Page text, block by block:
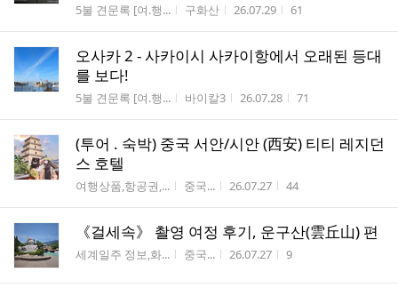
게시판명
5불 견문록 [여.행... 작성자
구화산 작성시간
26.07.29 조회수
61
오사카 2 - 사카이시 사카이항에서 오래된 등대
를 보다!
게시판명
5불 견문록 [여.행... 작성자
바이칼3 작성시간
26.07.28 조회수
71
(투어 . 숙박) 중국 서안/시안 (西安) 티티 레지던
스 호텔
게시판명
여행상품,항공권,... 작성자
중국... 작성시간
26.07.27 조회수
44
《걸세속》 촬영 여정 후기, 운구산(雲丘山) 편
게시판명
세계일주 정보,화... 작성자
중국... 작성시간
26.07.27 조회수
9